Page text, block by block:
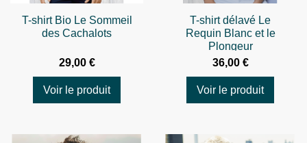
T-shirt Bio Le Sommeil
des Cachalots
29,00 €
Voir le produit
T-shirt délavé Le
Requin Blanc et le
Plongeur
36,00 €
Voir le produit